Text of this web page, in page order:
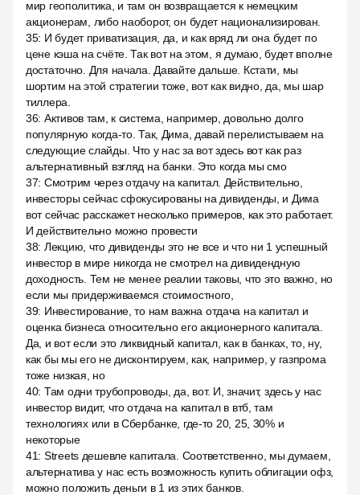
мир геополитика, и там он возвращается к немецким
акционерам, либо наоборот, он будет национализирован.
35: И будет приватизация, да, и как вряд ли она будет по
цене кэша на счёте. Так вот на этом, я думаю, будет вполне
достаточно. Для начала. Давайте дальше. Кстати, мы
шортим на этой стратегии тоже, вот как видно, да, мы шар
тиллера.
36: Активов там, к система, например, довольно долго
популярную когда-то. Так, Дима, давай перелистываем на
следующие слайды. Что у нас за вот здесь вот как раз
альтернативный взгляд на банки. Это когда мы смо
37: Смотрим через отдачу на капитал. Действительно,
инвесторы сейчас сфокусированы на дивиденды, и Дима
вот сейчас расскажет несколько примеров, как это работает.
И действительно можно провести
38: Лекцию, что дивиденды это не все и что ни 1 успешный
инвестор в мире никогда не смотрел на дивидендную
доходность. Тем не менее реалии таковы, что это важно, но
если мы придерживаемся стоимостного,
39: Инвестирование, то нам важна отдача на капитал и
оценка бизнеса относительно его акционерного капитала.
Да, и вот если это ликвидный капитал, как в банках, то, ну,
как бы мы его не дисконтируем, как, например, у газпрома
тоже низкая, но
40: Там одни трубопроводы, да, вот. И, значит, здесь у нас
инвестор видит, что отдача на капитал в втб, там
технологиях или в Сбербанке, где-то 20, 25, 30% и
некоторые
41: Streets дешевле капитала. Соответственно, мы думаем,
альтернатива у нас есть возможность купить облигации офз,
можно положить деньги в 1 из этих банков.